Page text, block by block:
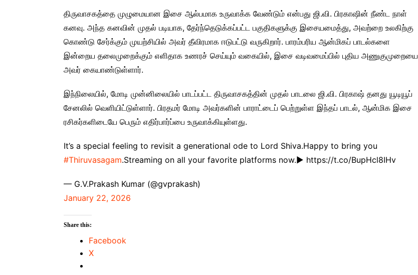
திருவாசகத்தை முழுமையான இசை ஆல்பமாக உருவாக்க வேண்டும் என்பது ஜி.வி. பிரகாஷின் நீண்ட நாள்
கனவு. அந்த கனவின் முதல் படியாக, தேர்ந்தெடுக்கப்பட்ட பகுதிகளுக்கு இசையமைத்து, அவற்றை உலகிற்கு
கொண்டு சேர்க்கும் முயற்சியில் அவர் தீவிரமாக ஈடுபட்டு வருகிறார். பாரம்பரிய ஆன்மிகப் பாடல்களை
இன்றைய தலைமுறைக்கும் எளிதாக உணரச் செய்யும் வகையில், இசை வடிவமைப்பில் புதிய அணுகுமுறையை
அவர் கையாண்டுள்ளார்.
இந்நிலையில், மோடி முன்னிலையில் பாடப்பட்ட திருவாசகத்தின் முதல் பாடலை ஜி.வி. பிரகாஷ் தனது யூடியூப்
சேனலில் வெளியிட்டுள்ளார். பிரதமர் மோடி அவர்களின் பாராட்டைப் பெற்றுள்ள இந்தப் பாடல், ஆன்மிக இசை
ரசிகர்களிடையே பெரும் எதிர்பார்ப்பை உருவாக்கியுள்ளது.
It’s a special feeling to revisit a generational ode to Lord Shiva.Happy to bring you
#Thiruvasagam.Streaming on all your favorite platforms now.▶️ https://t.co/BupHcl8IHv
— G.V.Prakash Kumar (@gvprakash)
January 22, 2026
Share this:
Facebook
X